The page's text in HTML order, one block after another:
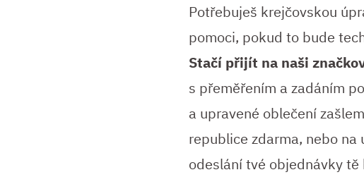
Potřebuješ krejčovskou
pomoci, pokud to bude
Stačí přijít na naši
s přeměřením a zadáním
a upravené oblečení
republice zdarma, nebo
odeslání tvé objednávky